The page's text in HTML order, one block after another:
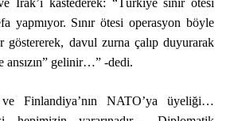
Irak’ı kastederek: “Türkiye sınır ötesi
yapmıyor. Sınır ötesi operasyon böyle
göstererek, davul zurna çalıp duyurarak
ansızın” gelinir…” -dedi.
Finlandiya’nın NATO’ya üyeliği…